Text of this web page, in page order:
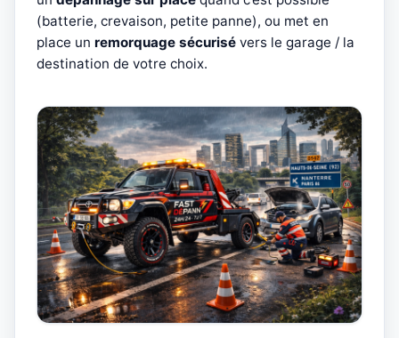
(batterie, crevaison, petite panne), ou met en
place un remorquage sécurisé vers le garage / la
destination de votre choix.